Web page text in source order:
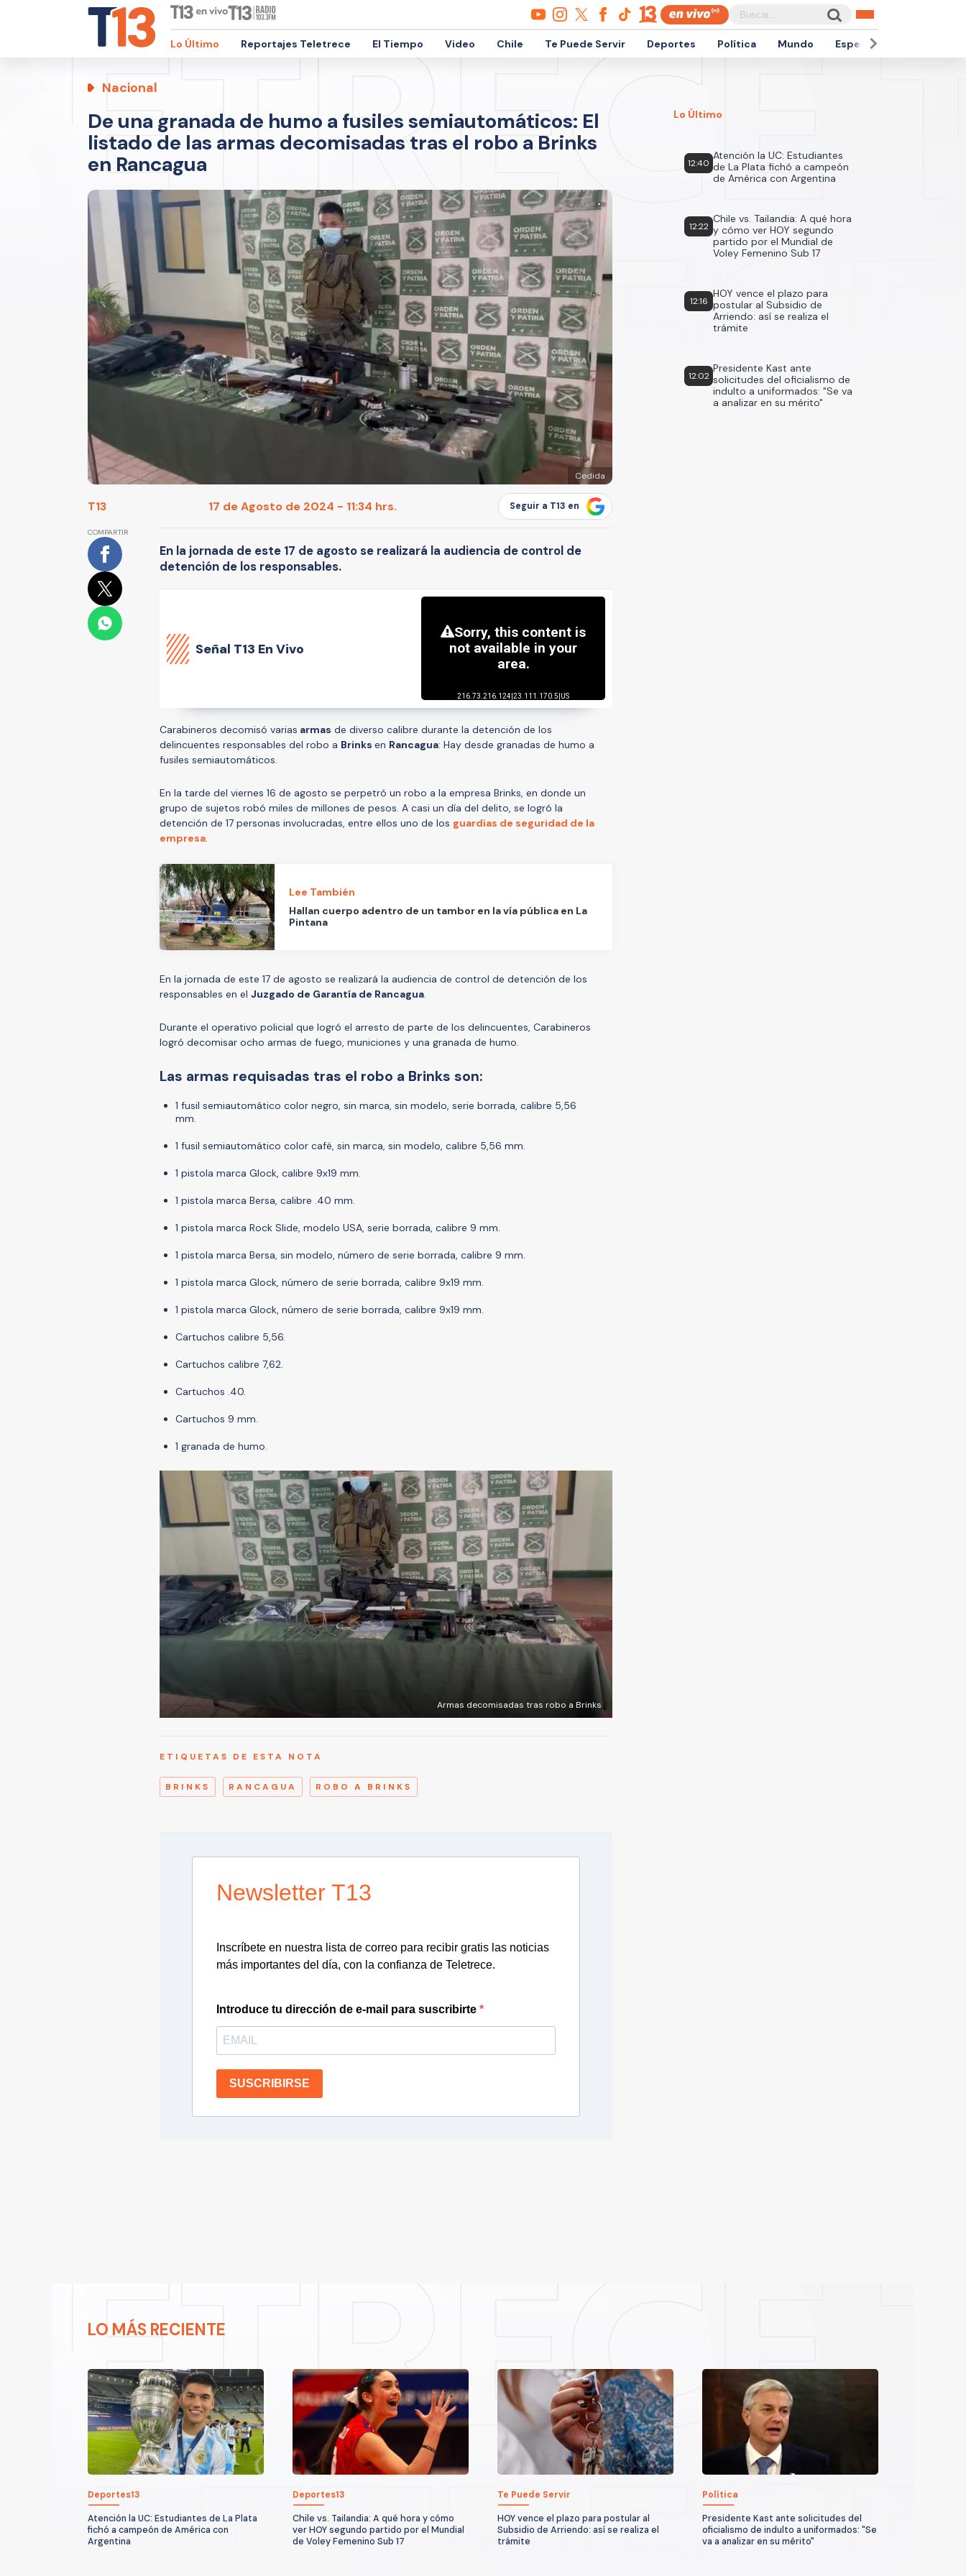
Lo Último Reportajes Teletrece El Tiempo Video Chile Te Puede Servir Deportes Política Mundo Espectáculos
Nacional
De una granada de humo a fusiles semiautomáticos: El
listado de las armas decomisadas tras el robo a Brinks
en Rancagua
Cedida
T13 17 de Agosto de 2024 - 11:34 hrs. Seguir a T13 en
COMPARTIR
En la jornada de este 17 de agosto se realizará la audiencia de control de
detención de los responsables.
Señal T13 En Vivo
Carabineros decomisó varias armas de diverso calibre durante la detención de los
delincuentes responsables del robo a Brinks en Rancagua: Hay desde granadas de humo a
fusiles semiautomáticos.
En la tarde del viernes 16 de agosto se perpetró un robo a la empresa Brinks, en donde un
grupo de sujetos robó miles de millones de pesos. A casi un día del delito, se logró la
detención de 17 personas involucradas, entre ellos uno de los guardias de seguridad de la
empresa.
Lee También
Hallan cuerpo adentro de un tambor en la vía pública en La
Pintana
En la jornada de este 17 de agosto se realizará la audiencia de control de detención de los
responsables en el Juzgado de Garantía de Rancagua.
Durante el operativo policial que logró el arresto de parte de los delincuentes, Carabineros
logró decomisar ocho armas de fuego, municiones y una granada de humo.
Las armas requisadas tras el robo a Brinks son:
1 fusil semiautomático color negro, sin marca, sin modelo, serie borrada, calibre 5,56
mm.
1 fusil semiautomático color café, sin marca, sin modelo, calibre 5,56 mm.
1 pistola marca Glock, calibre 9x19 mm.
1 pistola marca Bersa, calibre .40 mm.
1 pistola marca Rock Slide, modelo USA, serie borrada, calibre 9 mm.
1 pistola marca Bersa, sin modelo, número de serie borrada, calibre 9 mm.
1 pistola marca Glock, número de serie borrada, calibre 9x19 mm.
1 pistola marca Glock, número de serie borrada, calibre 9x19 mm.
Cartuchos calibre 5,56.
Cartuchos calibre 7,62.
Cartuchos .40.
Cartuchos 9 mm.
1 granada de humo.
Armas decomisadas tras robo a Brinks
ETIQUETAS DE ESTA NOTA
BRINKS RANCAGUA ROBO A BRINKS
Newsletter T13
Inscríbete en nuestra lista de correo para recibir gratis las noticias
más importantes del día, con la confianza de Teletrece.
Introduce tu dirección de e-mail para suscribirte
SUSCRIBIRSE
Lo Último
12:40
Atención la UC: Estudiantes
de La Plata fichó a campeón
de América con Argentina
12:22
Chile vs. Tailandia: A qué hora
y cómo ver HOY segundo
partido por el Mundial de
Voley Femenino Sub 17
12:16
HOY vence el plazo para
postular al Subsidio de
Arriendo: así se realiza el
trámite
12:02
Presidente Kast ante
solicitudes del oficialismo de
indulto a uniformados: "Se va
a analizar en su mérito"
LO MÁS RECIENTE
Deportes13
Atención la UC: Estudiantes de La Plata
fichó a campeón de América con
Argentina
Deportes13
Chile vs. Tailandia: A qué hora y cómo
ver HOY segundo partido por el Mundial
de Voley Femenino Sub 17
Te Puede Servir
HOY vence el plazo para postular al
Subsidio de Arriendo: así se realiza el
trámite
Política
Presidente Kast ante solicitudes del
oficialismo de indulto a uniformados: "Se
va a analizar en su mérito"